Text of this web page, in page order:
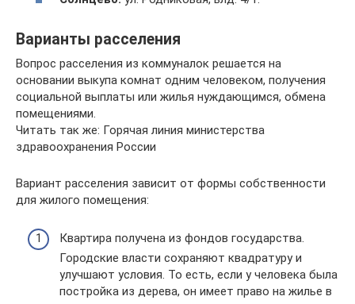
Варианты расселения
Вопрос расселения из коммуналок решается на
основании выкупа комнат одним человеком, получения
социальной выплаты или жилья нуждающимся, обмена
помещениями.
Читать так же: Горячая линия министерства
здравоохранения России
Вариант расселения зависит от формы собственности
для жилого помещения:
Квартира получена из фондов государства.
Городские власти сохраняют квадратуру и
улучшают условия. То есть, если у человека была
постройка из дерева, он имеет право на жилье в